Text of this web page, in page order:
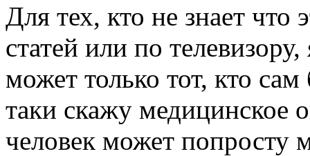
Для тех, кто не знает что
статей или по
может только тот, кто
таки скажу медицинское
человек может попросту